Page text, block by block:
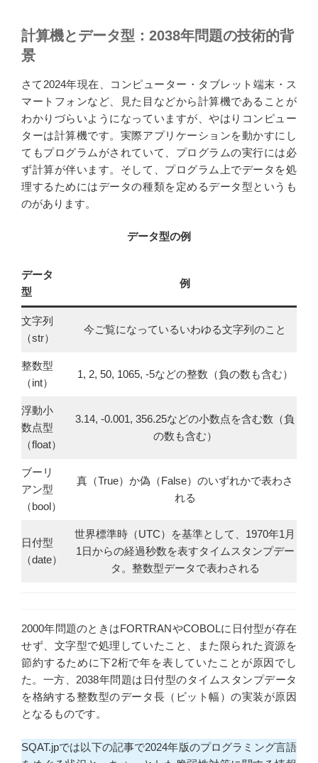
計算機とデータ型：2038年問題の技術的背
景
さて2024年現在、コンピューター・タブレット端末・ス
マートフォンなど、見た目などから計算機であることが
わかりづらいようになっていますが、やはりコンピュー
ターは計算機です。実際アプリケーションを動かすにし
てもプログラムがされていて、プログラムの実行には必
ず計算が伴います。そして、プログラム上でデータを処
理するためにはデータの種類を定めるデータ型というも
のがあります。
データ型の例
データ
型
例
文字列
（str）
今ご覧になっているいわゆる文字列のこと
整数型
（int）
1, 2, 50, 1065, -5などの整数（負の数も含む）
浮動小
数点型
（float）
3.14, -0.001, 356.25などの小数点を含む数（負
の数も含む）
ブーリ
アン型
（bool）
真（True）か偽（False）のいずれかで表わさ
れる
日付型
（date）
世界標準時（UTC）を基準として、1970年1月
1日からの経過秒数を表すタイムスタンプデー
タ。整数型データで表わされる
2000年問題のときはFORTRANやCOBOLに日付型が存在
せず、文字型で処理していたこと、また限られた資源を
節約するために下2桁で年を表していたことが原因でし
た。一方、2038年問題は日付型のタイムスタンプデータ
を格納する整数型のデータ長（ビット幅）の実装が原因
となるものです。
SQAT.jpでは以下の記事で2024年版のプログラミング言語